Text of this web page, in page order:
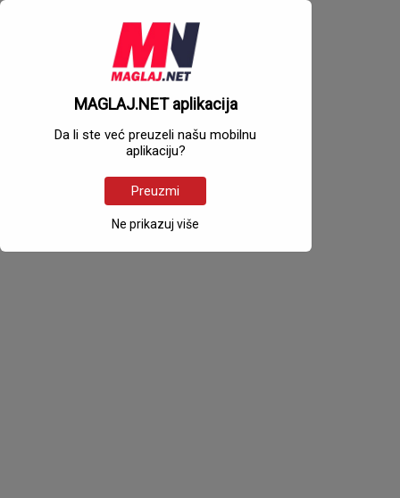
MAGLAJ.NET aplikacija
Da li ste već preuzeli našu mobilnu
aplikaciju?
Preuzmi
Ne prikazuj više